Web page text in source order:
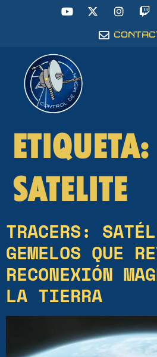
ETIQUETA:
SATELITE
TRACERS:
GEMELOS QUE
RECONEXIÓN
LA TIERRA